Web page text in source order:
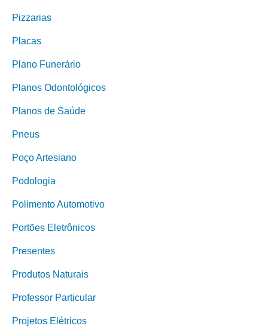
Pizzarias
Placas
Plano Funerário
Planos Odontológicos
Planos de Saúde
Pneus
Poço Artesiano
Podologia
Polimento Automotivo
Portões Eletrônicos
Presentes
Produtos Naturais
Professor Particular
Projetos Elétricos